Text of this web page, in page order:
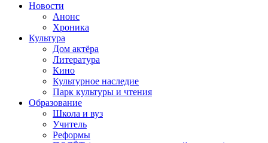
Новости
Анонс
Хроника
Культура
Дом актёра
Литература
Кино
Культурное наследие
Парк культуры и чтения
Образование
Школа и вуз
Учитель
Реформы